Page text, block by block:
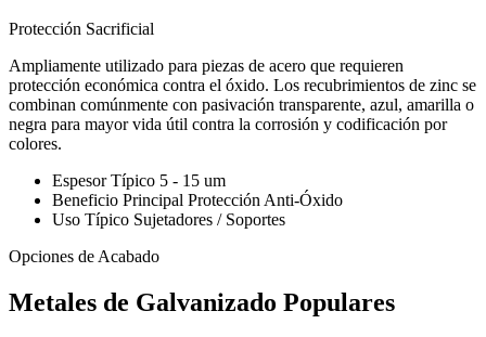
Protección Sacrificial
Ampliamente utilizado para piezas de acero que requieren
protección económica contra el óxido. Los recubrimientos de zinc se
combinan comúnmente con pasivación transparente, azul, amarilla o
negra para mayor vida útil contra la corrosión y codificación por
colores.
Espesor Típico 5 - 15 um
Beneficio Principal Protección Anti-Óxido
Uso Típico Sujetadores / Soportes
Opciones de Acabado
Metales de Galvanizado Populares